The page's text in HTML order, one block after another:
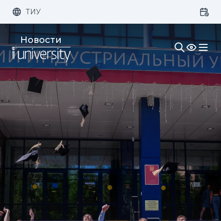
Размер шрифта: Цвет:
Изображения: Кернинг: 2x
Озвучивание:
ТИУ
Новости